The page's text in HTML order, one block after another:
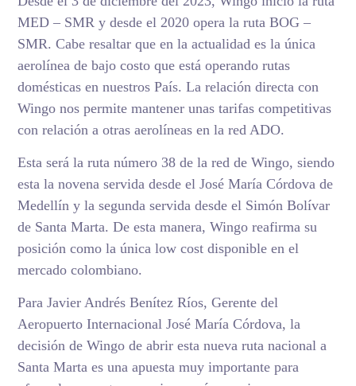
MED – SMR y desde el 2020 opera la ruta BOG –
SMR. Cabe resaltar que en la actualidad es la única
aerolínea de bajo costo que está operando rutas
domésticas en nuestros País. La relación directa con
Wingo nos permite mantener unas tarifas competitivas
con relación a otras aerolíneas en la red ADO.
Esta será la ruta número 38 de la red de Wingo, siendo
esta la novena servida desde el José María Córdova de
Medellín y la segunda servida desde el Simón Bolívar
de Santa Marta. De esta manera, Wingo reafirma su
posición como la única low cost disponible en el
mercado colombiano.
Para Javier Andrés Benítez Ríos, Gerente del
Aeropuerto Internacional José María Córdova, la
decisión de Wingo de abrir esta nueva ruta nacional a
Santa Marta es una apuesta muy importante para